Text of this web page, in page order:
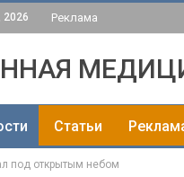
Реклама
Статьи
под открытым небом